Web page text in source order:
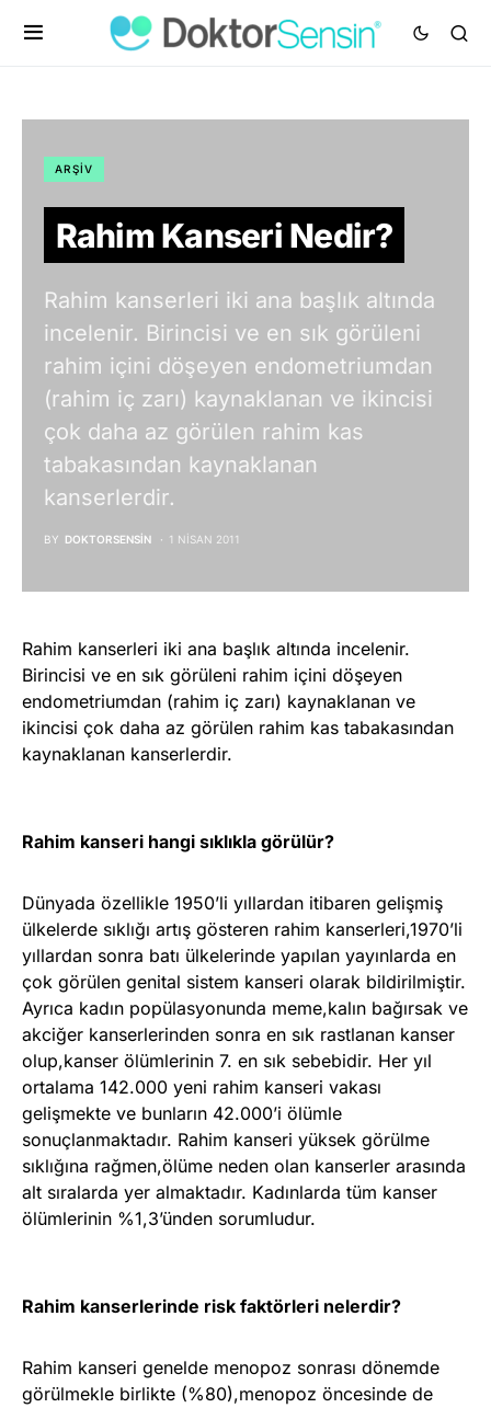
ARŞIV
Rahim Kanseri Nedir?
Rahim kanserleri iki ana başlık altında
incelenir. Birincisi ve en sık görüleni
rahim içini döşeyen endometriumdan
(rahim iç zarı) kaynaklanan ve ikincisi
çok daha az görülen rahim kas
tabakasından kaynaklanan
kanserlerdir.
BY DOKTORSENSIN 1 NISAN 2011
Rahim kanserleri iki ana başlık altında incelenir.
Birincisi ve en sık görüleni rahim içini döşeyen
endometriumdan (rahim iç zarı) kaynaklanan ve
ikincisi çok daha az görülen rahim kas tabakasından
kaynaklanan kanserlerdir.
Rahim kanseri hangi sıklıkla görülür?
Dünyada özellikle 1950’li yıllardan itibaren gelişmiş
ülkelerde sıklığı artış gösteren rahim kanserleri,1970’li
yıllardan sonra batı ülkelerinde yapılan yayınlarda en
çok görülen genital sistem kanseri olarak bildirilmiştir.
Ayrıca kadın popülasyonunda meme,kalın bağırsak ve
akciğer kanserlerinden sonra en sık rastlanan kanser
olup,kanser ölümlerinin 7. en sık sebebidir. Her yıl
ortalama 142.000 yeni rahim kanseri vakası
gelişmekte ve bunların 42.000’i ölümle
sonuçlanmaktadır. Rahim kanseri yüksek görülme
sıklığına rağmen,ölüme neden olan kanserler arasında
alt sıralarda yer almaktadır. Kadınlarda tüm kanser
ölümlerinin %1,3’ünden sorumludur.
Rahim kanserlerinde risk faktörleri nelerdir?
Rahim kanseri genelde menopoz sonrası dönemde
görülmekle birlikte (%80),menopoz öncesinde de